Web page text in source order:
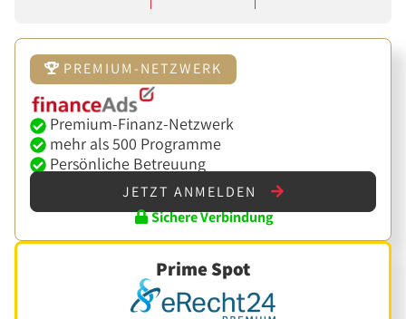
PREMIUM-NETZWERK
Premium-Finanz-Netzwerk
mehr als 500 Programme
Persönliche Betreuung
JETZT ANMELDEN
Sichere Verbindung
Prime Spot